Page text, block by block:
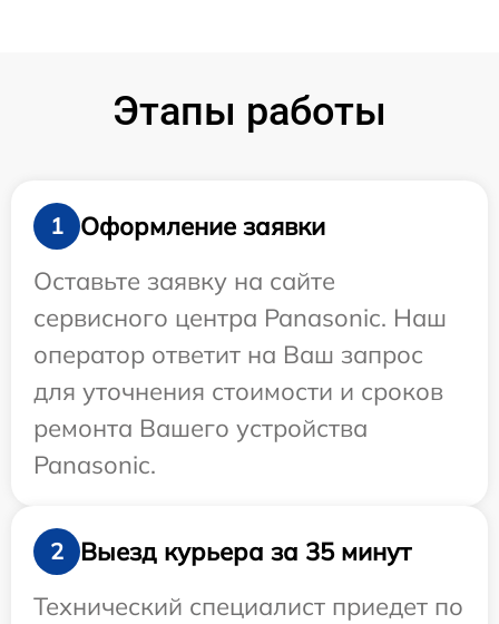
Этапы работы
1
Оформление заявки
Оставьте заявку на сайте
сервисного центра Panasonic. Наш
оператор ответит на Ваш запрос
для уточнения стоимости и сроков
ремонта Вашего устройства
Panasonic.
2
Выезд курьера за 35 минут
Технический специалист приедет по